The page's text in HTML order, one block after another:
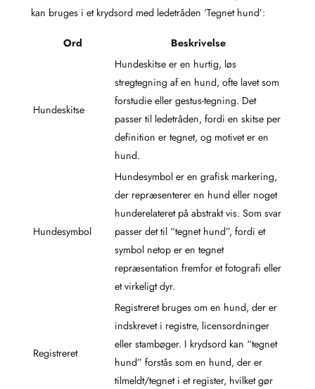
kan bruges i et krydsord med ledetråden ‘Tegnet hund’:
Ord Beskrivelse
Hundeskitse
Hundeskitse er en hurtig, løs
stregtegning af en hund, ofte lavet som
forstudie eller gestus-tegning. Det
passer til ledetråden, fordi en skitse per
definition er tegnet, og motivet er en
hund.
Hundesymbol
Hundesymbol er en grafisk markering,
der repræsenterer en hund eller noget
hunderelateret på abstrakt vis. Som svar
passer det til “tegnet hund”, fordi et
symbol netop er en tegnet
repræsentation fremfor et fotografi eller
et virkeligt dyr.
Registreret
Registreret bruges om en hund, der er
indskrevet i registre, licensordninger
eller stambøger. I krydsord kan “tegnet
hund” forstås som en hund, der er
tilmeldt/tegnet i et register, hvilket gør